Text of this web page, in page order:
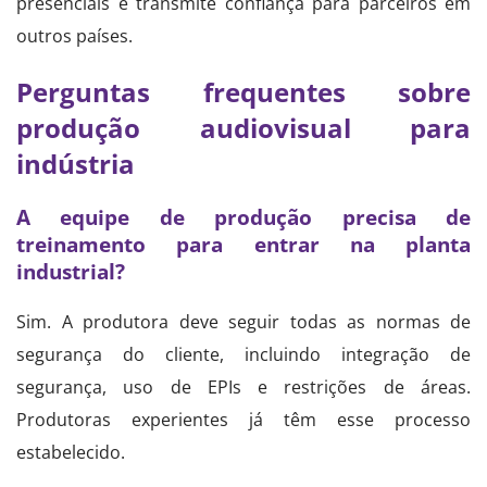
outros países.
Perguntas frequentes sobre
produção audiovisual para
indústria
A equipe de produção precisa de
treinamento para entrar na planta
industrial?
Sim. A produtora deve seguir todas as normas de
segurança do cliente, incluindo integração de
segurança, uso de EPIs e restrições de áreas.
Produtoras experientes já têm esse processo
estabelecido.